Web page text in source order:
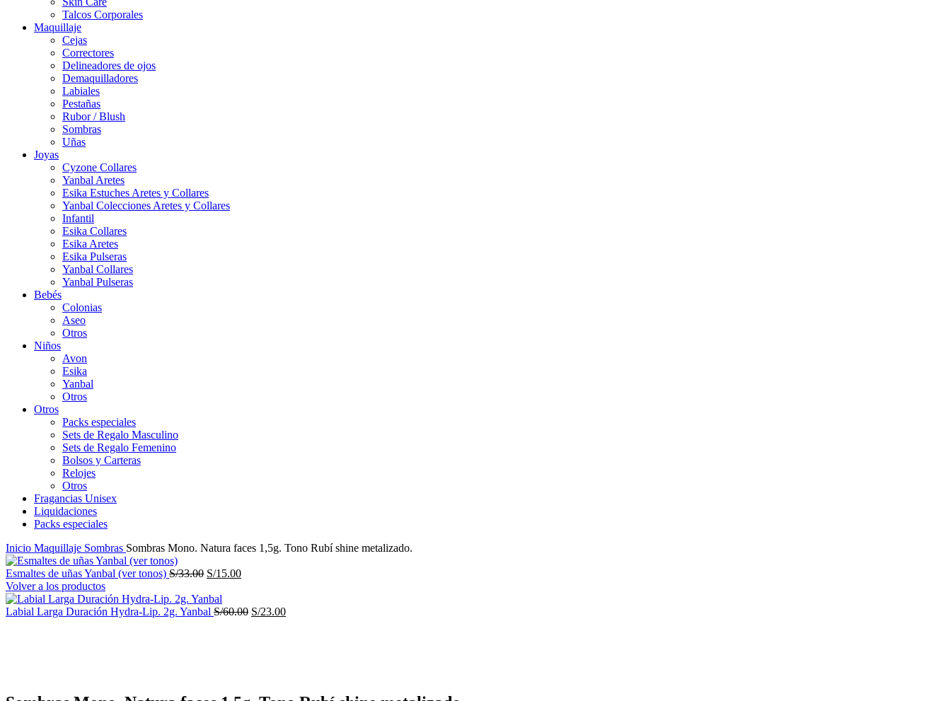
Talcos Corporales
Maquillaje
Cejas
Correctores
Delineadores de ojos
Demaquilladores
Labiales
Pestañas
Rubor / Blush
Sombras
Uñas
Joyas
Cyzone Collares
Yanbal Aretes
Esika Estuches Aretes y Collares
Yanbal Colecciones Aretes y Collares
Infantil
Esika Collares
Esika Aretes
Esika Pulseras
Yanbal Collares
Yanbal Pulseras
Bebés
Colonias
Aseo
Otros
Niños
Avon
Esika
Yanbal
Otros
Otros
Packs especiales
Sets de Regalo Masculino
Sets de Regalo Femenino
Bolsos y Carteras
Relojes
Otros
Fragancias Unisex
Liquidaciones
Packs especiales
Inicio Maquillaje Sombras Sombras Mono. Natura faces 1,5g. Tono Rubí shine metalizado.
Esmaltes de uñas Yanbal (ver tonos) S/33.00 El
original
era:
S/15.00El
es:
Volver a los productos
Labial Larga Duración Hydra-Lip. 2g. Yanbal S/60.00 El
S/23.00El